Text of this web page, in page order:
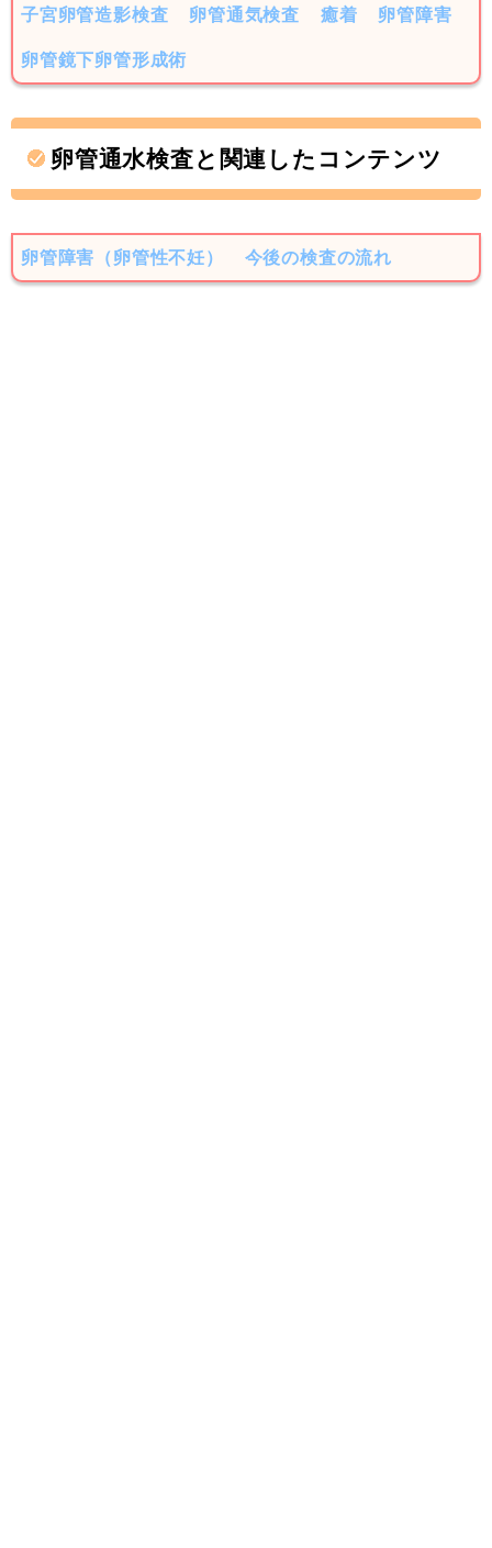
子宮卵管造影検査 卵管通気検査 癒着
卵管障害
卵管鏡下卵管形成術
卵管通水検査と関連したコンテンツ
卵管障害（卵管性不妊） 今後の検査の流れ